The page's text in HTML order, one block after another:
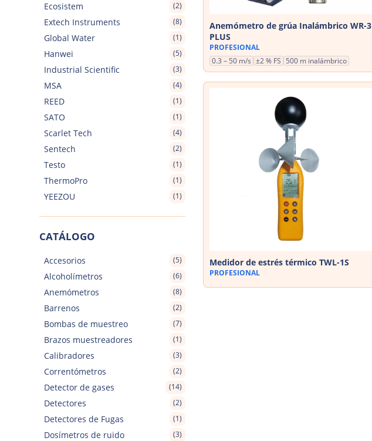
Ecosistem (2)
Extech Instruments (8)
Global Water (1)
Hanwei (5)
Industrial Scientific (3)
MSA (4)
REED (1)
SATO (1)
Scarlet Tech (4)
Sentech (2)
Testo (1)
ThermoPro (1)
YEEZOU (1)
CATÁLOGO
Accesorios (5)
Alcoholímetros (6)
Anemómetros (8)
Barrenos (2)
Bombas de muestreo (7)
Brazos muestreadores (1)
Calibradores (3)
Correntómetros (2)
Detector de gases (14)
Detectores (2)
Detectores de Fugas (1)
Dosímetros de ruido (3)
Anemómetro de grúa Inalámbrico WR-3
PLUS
PROFESIONAL
0.3 – 50 m/s ±2 % FS 500 m inalámbrico
Medidor de estrés térmico TWL-1S
PROFESIONAL